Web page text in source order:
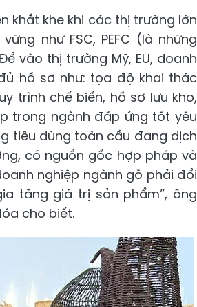
khắt khe khi các thị trường lớn
như FSC, PEFC (là những
vào thị trường Mỹ, EU, doanh
hồ sơ như: tọa độ khai thác
trình chế biến, hồ sơ lưu kho,
trong ngành đáp ứng tốt yêu
tiêu dùng toàn cầu đang dịch
có nguồn gốc hợp pháp và
nghiệp ngành gỗ phải đổi
tăng giá trị sản phẩm”, ông
cho biết.